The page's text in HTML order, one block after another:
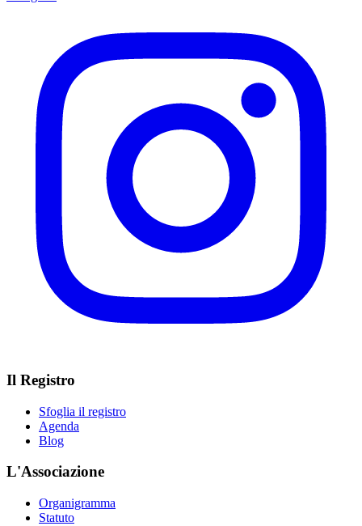
Il Registro
Sfoglia il registro
Agenda
Blog
L'Associazione
Organigramma
Statuto